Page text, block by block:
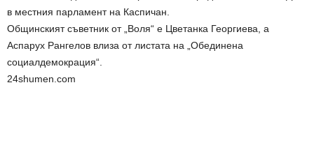
в местния парламент на Каспичан.
Общинският съветник от „Воля“ е Цветанка Георгиева, а
Аспарух Рангелов влиза от листата на „Обединена
социалдемокрация“.
24shumen.com